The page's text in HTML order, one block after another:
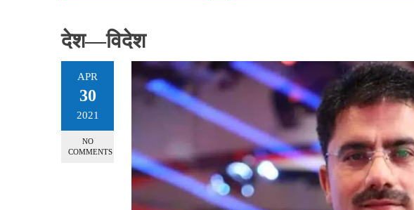
देश—विदेश
APR
30
2021
NO
COMMENTS